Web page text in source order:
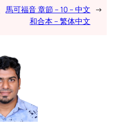
馬可福音 章節 – 10 – 中文
和合本 – 繁体中文
→